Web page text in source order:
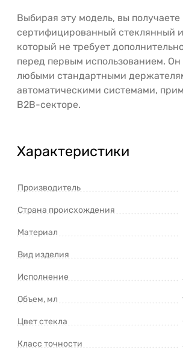
Выбирая эту модель, вы получаете
сертифицированный стеклянный
который не требует
перед первым использованием.
любыми стандартными
автоматическими системами,
B2B-секторе.
Характеристики
Производитель
Страна происхождения
Материал
Вид изделия
Исполнение
Объем, мл
Цвет стекла
Класс точности